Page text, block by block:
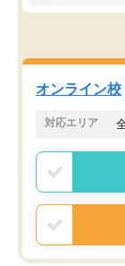
ので、自信を
ことができま
のやり方や進
には特におす
オンライン校
対応エリア